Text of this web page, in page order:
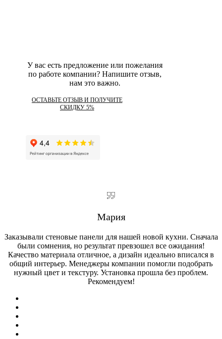
У вас есть предложение или пожелания
по работе компании? Напишите отзыв,
нам это важно.
ОСТАВЬТЕ ОТЗЫВ И ПОЛУЧИТЕ
СКИДКУ 5%
Мария
Заказывали стеновые панели для нашей новой кухни. Сначала
были сомнения, но результат превзошел все ожидания!
Качество материала отличное, а дизайн идеально вписался в
общий интерьер. Менеджеры компании помогли подобрать
нужный цвет и текстуру. Установка прошла без проблем.
Рекомендуем!